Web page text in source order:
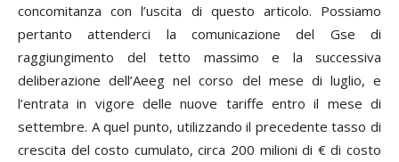
concomitanza con l’uscita di questo articolo. Possiamo
pertanto attenderci la comunicazione del Gse di
raggiungimento del tetto massimo e la successiva
deliberazione dell’Aeeg nel corso del mese di luglio, e
l’entrata in vigore delle nuove tariffe entro il mese di
settembre. A quel punto, utilizzando il precedente tasso di
crescita del costo cumulato, circa 200 milioni di € di costo